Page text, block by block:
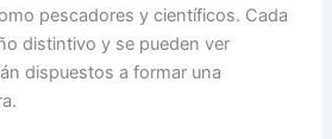
pescadores y científicos. Cada
distintivo y se pueden ver
dispuestos a formar una